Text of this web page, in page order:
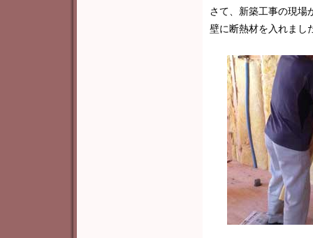
さて、新築工事の現場
壁に断熱材を入れまし